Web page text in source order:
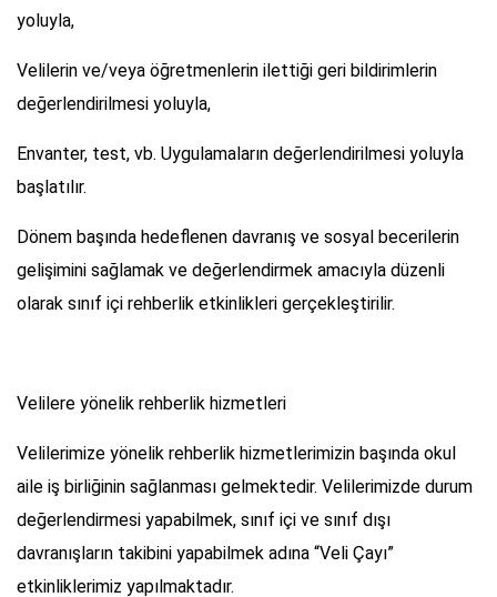
yoluyla,
Velilerin ve/veya öğretmenlerin ilettiği geri bildirimlerin
değerlendirilmesi yoluyla,
Envanter, test, vb. Uygulamaların değerlendirilmesi yoluyla
başlatılır.
Dönem başında hedeflenen davranış ve sosyal becerilerin
gelişimini sağlamak ve değerlendirmek amacıyla düzenli
olarak sınıf içi rehberlik etkinlikleri gerçekleştirilir.
Velilere yönelik rehberlik hizmetleri
Velilerimize yönelik rehberlik hizmetlerimizin başında okul
aile iş birliğinin sağlanması gelmektedir. Velilerimizde durum
değerlendirmesi yapabilmek, sınıf içi ve sınıf dışı
davranışların takibini yapabilmek adına “Veli Çayı”
etkinliklerimiz yapılmaktadır.